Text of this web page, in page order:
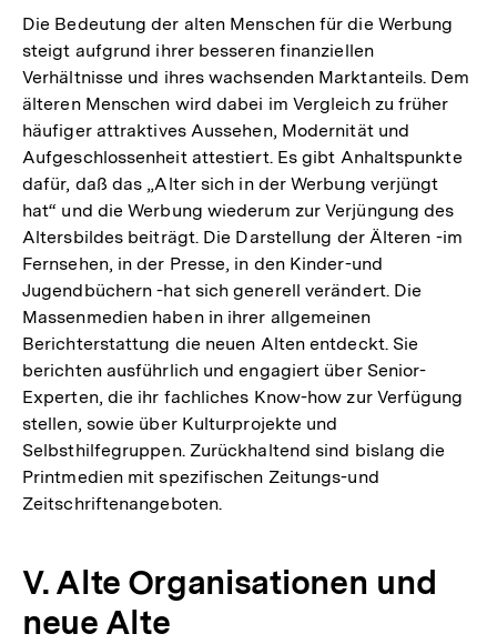
der
Fußnote
Die Bedeutung der alten Menschen für die Werbung
steigt aufgrund ihrer besseren finanziellen
Verhältnisse und ihres wachsenden Marktanteils. Dem
älteren Menschen wird dabei im Vergleich zu früher
häufiger attraktives Aussehen, Modernität und
Aufgeschlossenheit attestiert. Es gibt Anhaltspunkte
dafür, daß das „Alter sich in der Werbung verjüngt
hat“ und die Werbung wiederum zur Verjüngung des
Altersbildes beiträgt. Die Darstellung der Älteren -im
Fernsehen, in der Presse, in den Kinder-und
Jugendbüchern -hat sich generell verändert. Die
Massenmedien haben in ihrer allgemeinen
Berichterstattung die neuen Alten entdeckt. Sie
berichten ausführlich und engagiert über Senior-
Experten, die ihr fachliches Know-how zur Verfügung
stellen, sowie über Kulturprojekte und
Selbsthilfegruppen. Zurückhaltend sind bislang die
Printmedien mit spezifischen Zeitungs-und
Zeitschriftenangeboten.
V. Alte Organisationen und
neue Alte